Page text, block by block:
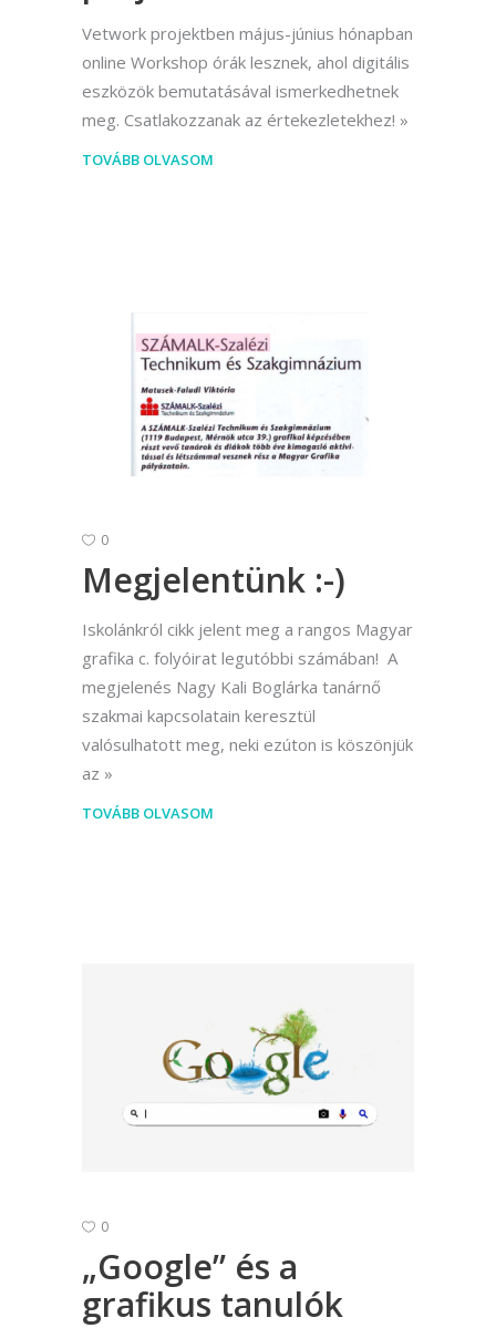
Vetwork projektben május-június hónapban
online Workshop órák lesznek, ahol digitális
eszközök bemutatásával ismerkedhetnek
meg. Csatlakozzanak az értekezletekhez!
TOVÁBB OLVASOM
0
Megjelentünk :-)
Iskolánkról cikk jelent meg a rangos Magyar
grafika c. folyóirat legutóbbi számában! A
megjelenés Nagy Kali Boglárka tanárnő
szakmai kapcsolatain keresztül
valósulhatott meg, neki ezúton is köszönjük
az
TOVÁBB OLVASOM
0
„Google” és a
grafikus tanulók